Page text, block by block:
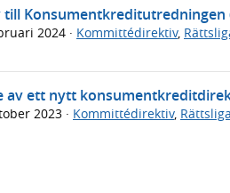
Konsumentkreditutredningen
2024 · Kommittédirektiv,
av ett nytt
2023 · Kommittédirektiv,